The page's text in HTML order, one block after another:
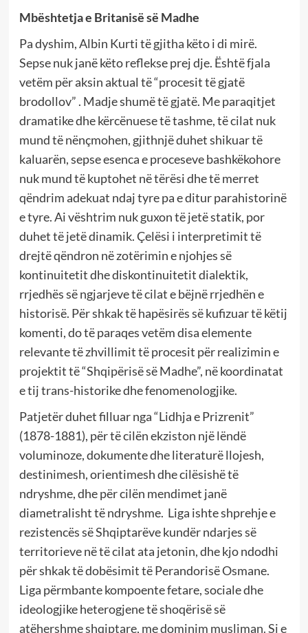
Mbështetja e Britanisë së Madhe
Pa dyshim, Albin Kurti të gjitha këto i di mirë.
Sepse nuk janë këto reflekse prej dje. Është fjala
vetëm për aksin aktual të “procesit të gjatë
brodollov” . Madje shumë të gjatë. Me paraqitjet
dramatike dhe kërcënuese të tashme, të cilat nuk
mund të nënçmohen, gjithnjë duhet shikuar të
kaluarën, sepse esenca e proceseve bashkëkohore
nuk mund të kuptohet në tërësi dhe të merret
qëndrim adekuat ndaj tyre pa e ditur parahistorinë
e tyre. Ai vështrim nuk guxon të jetë statik, por
duhet të jetë dinamik. Çelësi i interpretimit të
drejtë qëndron në zotërimin e njohjes së
kontinuitetit dhe diskontinuitetit dialektik,
rrjedhës së ngjarjeve të cilat e bëjnë rrjedhën e
historisë. Për shkak të hapësirës së kufizuar të këtij
komenti, do të paraqes vetëm disa elemente
relevante të zhvillimit të procesit për realizimin e
projektit të “Shqipërisë së Madhe”, në koordinatat
e tij trans-historike dhe fenomenologjike.
Patjetër duhet filluar nga “Lidhja e Prizrenit”
(1878-1881), për të cilën ekziston një lëndë
voluminoze, dokumente dhe literaturë llojesh,
destinimesh, orientimesh dhe cilësishë të
ndryshme, dhe për cilën mendimet janë
diametralisht të ndryshme. Liga ishte shprehje e
rezistencës së Shqiptarëve kundër ndarjes së
territorieve në të cilat ata jetonin, dhe kjo ndodhi
për shkak të dobësimit të Perandorisë Osmane.
Liga përmbante kompoente fetare, sociale dhe
ideologjike heterogjene të shoqërisë së
atëhershme shqiptare, me dominim musliman. Si e